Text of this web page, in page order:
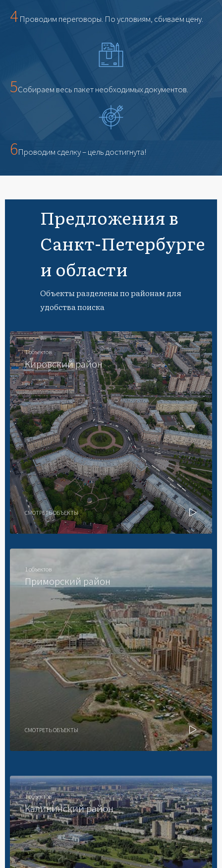
4 Проводим переговоры. По условиям, сбиваем цену.
5Собираем весь пакет необходимых документов.
6Проводим сделку – цель достигнута!
Предложения в
Санкт-Петербурге
и области
Объекты разделены по районам для
удобства поиска
1 объектов
Кировский район
СМОТРЕТЬ ОБЪЕКТЫ
1 объектов
Приморский район
СМОТРЕТЬ ОБЪЕКТЫ
1 объектов
Калининский район